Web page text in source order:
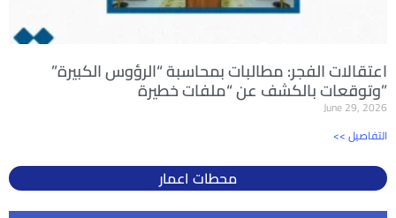
اعتقالات الفجر: مطالبات بمحاسبة “الرؤوس الكبيرة”
وتوقعات بالكشف عن “ملفات خطيرة”
June 29, 2026
<< التفاصيل
محطات اعمار